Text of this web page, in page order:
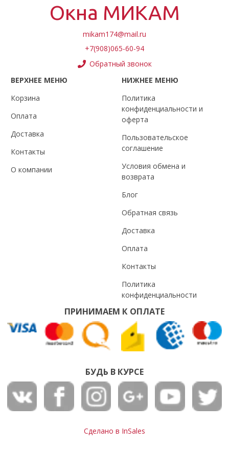
Окна МИКАМ
mikam174@mail.ru
+7(908)065-60-94
Обратный звонок
ВЕРХНЕЕ МЕНЮ
Корзина
Оплата
Доставка
Контакты
О компании
НИЖНЕЕ МЕНЮ
Политика
конфиденциальности и
оферта
Пользовательское
соглашение
Условия обмена и
возврата
Блог
Обратная связь
Доставка
Оплата
Контакты
Политика
конфиденциальности
ПРИНИМАЕМ К ОПЛАТЕ
БУДЬ В КУРСЕ
Сделано в InSales